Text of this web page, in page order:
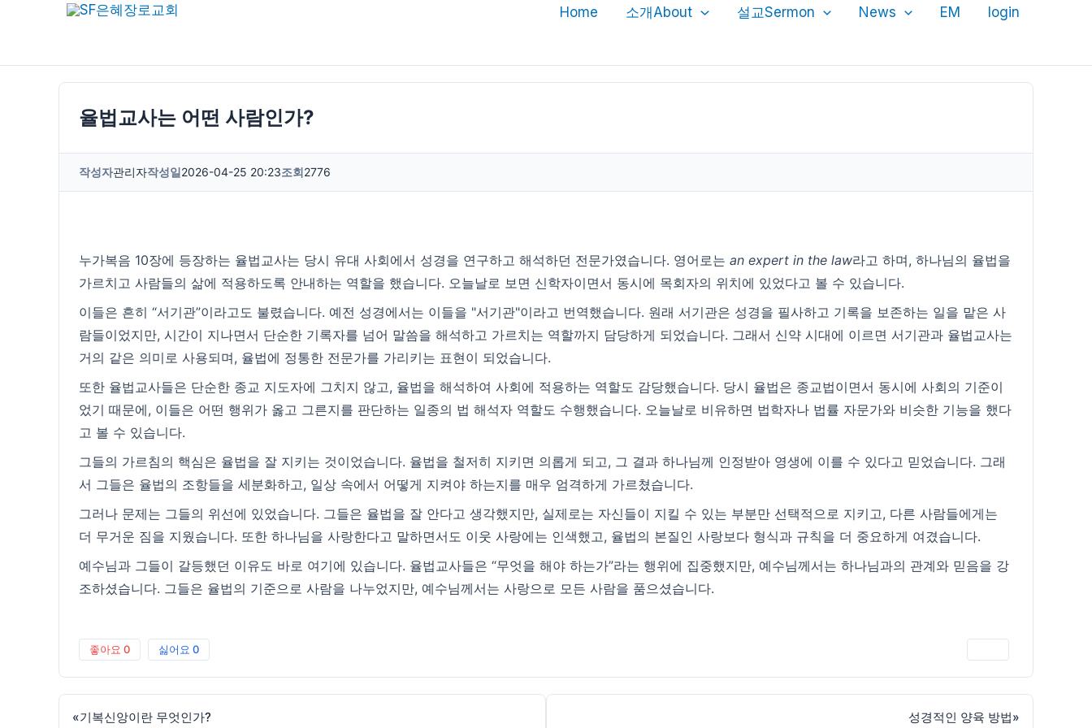
츠
Home 소개About 설교Sermon News EM login
율법교사는 어떤 사람인가?
작성자관리자작성일2026-04-25 20:23조회2776
누가복음 10장에 등장하는 율법교사는 당시 유대 사회에서 성경을 연구하고 해석하던 전문가였습니다. 영어로는 an expert in the law라고 하며, 하나님의 율법을
가르치고 사람들의 삶에 적용하도록 안내하는 역할을 했습니다. 오늘날로 보면 신학자이면서 동시에 목회자의 위치에 있었다고 볼 수 있습니다.
이들은 흔히 “서기관”이라고도 불렸습니다. 예전 성경에서는 이들을 "서기관"이라고 번역했습니다. 원래 서기관은 성경을 필사하고 기록을 보존하는 일을 맡은 사
람들이었지만, 시간이 지나면서 단순한 기록자를 넘어 말씀을 해석하고 가르치는 역할까지 담당하게 되었습니다. 그래서 신약 시대에 이르면 서기관과 율법교사는
거의 같은 의미로 사용되며, 율법에 정통한 전문가를 가리키는 표현이 되었습니다.
또한 율법교사들은 단순한 종교 지도자에 그치지 않고, 율법을 해석하여 사회에 적용하는 역할도 감당했습니다. 당시 율법은 종교법이면서 동시에 사회의 기준이
었기 때문에, 이들은 어떤 행위가 옳고 그른지를 판단하는 일종의 법 해석자 역할도 수행했습니다. 오늘날로 비유하면 법학자나 법률 자문가와 비슷한 기능을 했다
고 볼 수 있습니다.
그들의 가르침의 핵심은 율법을 잘 지키는 것이었습니다. 율법을 철저히 지키면 의롭게 되고, 그 결과 하나님께 인정받아 영생에 이를 수 있다고 믿었습니다. 그래
서 그들은 율법의 조항들을 세분화하고, 일상 속에서 어떻게 지켜야 하는지를 매우 엄격하게 가르쳤습니다.
그러나 문제는 그들의 위선에 있었습니다. 그들은 율법을 잘 안다고 생각했지만, 실제로는 자신들이 지킬 수 있는 부분만 선택적으로 지키고, 다른 사람들에게는
더 무거운 짐을 지웠습니다. 또한 하나님을 사랑한다고 말하면서도 이웃 사랑에는 인색했고, 율법의 본질인 사랑보다 형식과 규칙을 더 중요하게 여겼습니다.
예수님과 그들이 갈등했던 이유도 바로 여기에 있습니다. 율법교사들은 “무엇을 해야 하는가”라는 행위에 집중했지만, 예수님께서는 하나님과의 관계와 믿음을 강
조하셨습니다. 그들은 율법의 기준으로 사람을 나누었지만, 예수님께서는 사랑으로 모든 사람을 품으셨습니다.
좋아요 0 싫어요 0
«기복신앙이란 무엇인가? 성경적인 양육 방법»